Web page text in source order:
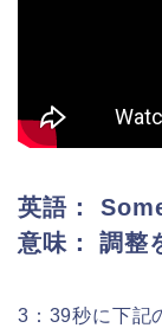
英語：
意味： 調整
3：39秒に下記